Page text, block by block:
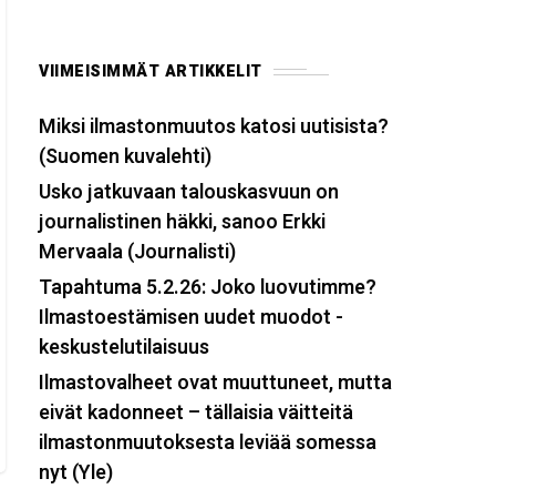
VIIMEISIMMÄT ARTIKKELIT
Miksi ilmastonmuutos katosi uutisista?
(Suomen kuvalehti)
Usko jatkuvaan talouskasvuun on
journalistinen häkki, sanoo Erkki
Mervaala (Journalisti)
Tapahtuma 5.2.26: Joko luovutimme?
Ilmastoestämisen uudet muodot -
keskustelutilaisuus
Ilmastovalheet ovat muuttuneet, mutta
eivät kadonneet – tällaisia väitteitä
ilmaston­muutoksesta leviää somessa
nyt (Yle)